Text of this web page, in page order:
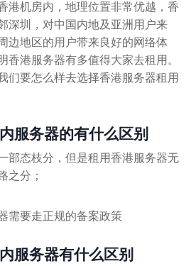
港机房内，地理位置非常优越，香
深圳，对中国内地及亚洲用户来
边地区的用户带来良好的网络体
香港服务器有多值得大家去租用。
们要怎么样去选择香港服务器租用
服务器的有什么区别
部态枝分，但是租用香港服务器无
之分；
需要走正规的备案政策
服务器有什么区别